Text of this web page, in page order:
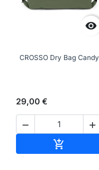

CROSSO Dry Bag Candy
29,00 €
 
